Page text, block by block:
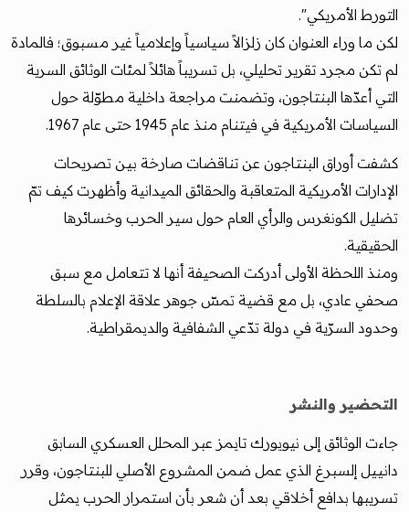
التورط الأمريكي".
لكن ما وراء العنوان كان زلزالاً سياسياً وإعلامياً غير مسبوق؛ فالمادة
لم تكن مجرد تقرير تحليلي، بل تسريباً هائلاً لمئات الوثائق السرية
التي أعدّها البنتاجون، وتضمنت مراجعة داخلية مطوّلة حول
السياسات الأمريكية في فيتنام منذ عام 1945 حتى عام 1967.
كشفت أوراق البنتاجون عن تناقضات صارخة بين تصريحات
الإدارات الأمريكية المتعاقبة والحقائق الميدانية وأظهرت كيف تمّ
تضليل الكونغرس والرأي العام حول سير الحرب وخسائرها
الحقيقية.
ومنذ اللحظة الأولى أدركت الصحيفة أنها لا تتعامل مع سبق
صحفي عادي، بل مع قضية تمسّ جوهر علاقة الإعلام بالسلطة
وحدود السرّية في دولة تدّعي الشفافية والديمقراطية.
التحضير والنشر
جاءت الوثائق إلى نيويورك تايمز عبر المحلل العسكري السابق
دانييل إلسبرغ الذي عمل ضمن المشروع الأصلي للبنتاجون، وقرر
تسريبها بدافع أخلاقي بعد أن شعر بأن استمرار الحرب يمثل